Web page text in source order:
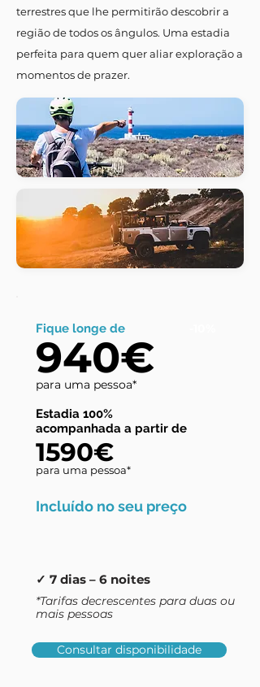
terrestres que lhe permitirão descobrir a
região de todos os ângulos. Uma estadia
perfeita para quem quer aliar exploração a
momentos de prazer.
Fique longe de
940€
para uma pessoa*
Estadia 100%
acompanhada a partir de
1590€
para uma pessoa*
Incluído no seu preço
✓ 7 dias – 6 noites
*Tarifas decrescentes para duas ou
mais pessoas
Consultar disponibilidade